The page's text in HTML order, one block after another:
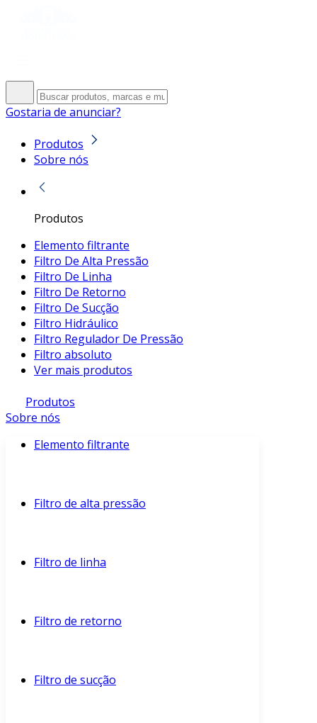
Gostaria de anunciar?
Produtos
Sobre nós
Produtos
Elemento filtrante
Filtro De Alta Pressão
Filtro De Linha
Filtro De Retorno
Filtro De Sucção
Filtro Hidráulico
Filtro Regulador De Pressão
Filtro absoluto
Ver mais produtos
Produtos
Sobre nós
Elemento filtrante
Filtro de alta pressão
Filtro de linha
Filtro de retorno
Filtro de sucção